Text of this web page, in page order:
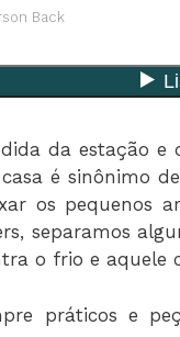
Back
da estação e
é sinônimo
os pequenos
separamos
o frio e aquele
práticos e